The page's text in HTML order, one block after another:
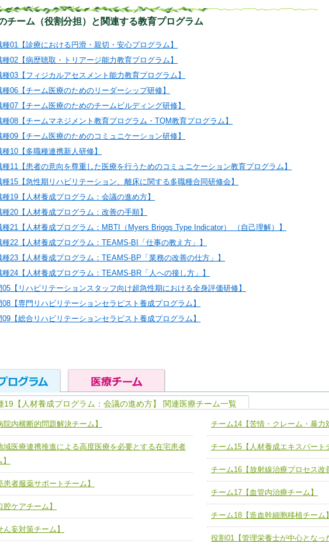
チーム（役割分担）と関連する教育プログラム
種01【診療における円滑・親切・安心プログラム】
種02【病歴聴取・トリアージ能力教育プログラム】
種03【フィジカルアセスメント能力教育プログラム】
種06【チーム医療のためのリーダーシップ研修】
種07【チーム医療のためのチームビルディング研修】
種08【チームマネジメント教育プログラム・TQM教育プログラム】
種09【チーム医療のためのコミュニケーション研修】
種10【多職種連携新人研修】
種11【患者の意向を尊重した医療を行うためのコミュニケーション教育プログラム】
種15【急性期リハビリテーション、離床に関する多職種合同研修会】
種19【人材養成プログラム：会議の進め方】
種20【人材養成プログラム：改善の手順】
種21【人材養成プログラム：MBTI（Myers Briggs Type Indicator） （自己理解）】
種22【人材養成プログラム：TEAMS-BI「仕事の教え方」】
種23【人材養成プログラム：TEAMS-BP「業務の改善の仕方」】
種24【人材養成プログラム：TEAMS-BR「人への接し方」】
05【リハビリテーションスタッフ向け超急性期における全身評価研修】
08【専門リハビリテーションセラピスト養成プログラム】
09【総合リハビリテーションセラピスト養成プログラム】
１ 医療人としての基礎能力
療を実践する医療人として、必要な基礎能力を身につ
じて柔軟に医療チームを組織し、強調できる
３ 多職種連携力
視点とスキルを学び、相互理解と連携を深める
ユニット４ 専門能力拡大・向上
各職種のスキルを拡大・向上させ
人材養成のためのマネジメントお
【病院内横断的問題解決チーム】
【地域医療連携推進による高度医療を必要とする在
支援チーム】
【せん妄対策チーム】
チーム14【苦情・クレーム・暴力
チーム15【人材養成エキスパート
チーム18【造血幹細胞移植チーム
役割01【管理栄養士が中心となっ
19【人材養成プログラム：会議の進め方】 関連医療チーム一覧
内横断的問題解決チーム】
域医療連携推進による高度医療を必要とする在宅患者
者服薬サポートチーム】
ケアチーム】
妄対策チーム】
チーム14【苦情・クレーム・暴力
チーム15【人材養成エキスパート
チーム16【放射線治療プロセス改
チーム17【血管内治療チーム】
チーム18【造血幹細胞移植チーム】
役割01【管理栄養士が中心となっ